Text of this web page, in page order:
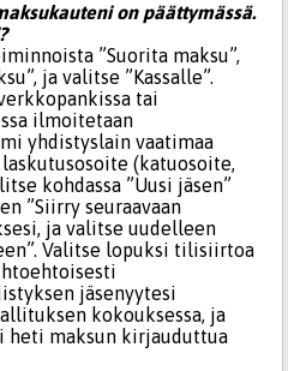
on päättymässä.
”Suorita maksu”,
ja valitse ”Kassalle”.
tai
ilmoitetaan
yhdistyslain vaatimaa
(katuosoite,
kohdassa ”Uusi jäsen”
”Siirry seuraavaan
ja valitse uudelleen
Valitse lopuksi tilisiirtoa
jäsenyytesi
kokouksessa, ja
heti maksun kirjauduttua